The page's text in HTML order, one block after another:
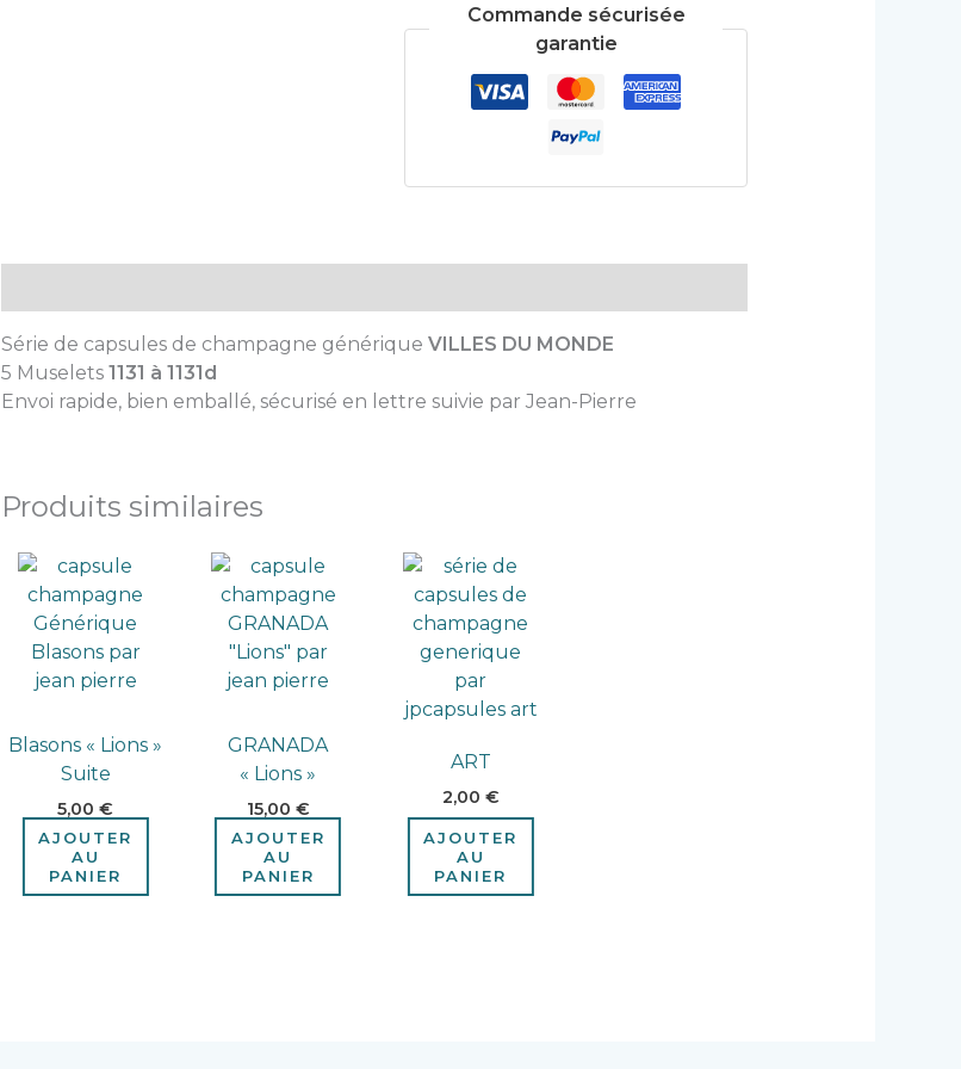
Commande sécurisée
garantie
Série de capsules de champagne générique VILLES DU MONDE
5 Muselets 1131 à 1131d
Envoi rapide, bien emballé, sécurisé en lettre suivie par Jean-Pierre
Produits similaires
Blasons « Lions »
Suite
5,00€
AJOUTER
AU
PANIER
GRANADA
« Lions »
15,00 €
AJOUTER
AU
PANIER
ART
2,00 €
AJOUTER
AU
PANIER